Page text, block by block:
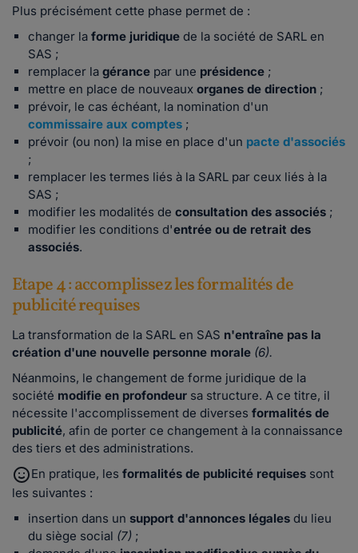
Plus précisément cette phase permet de :
changer la forme juridique de la société de SARL en
SAS ;
remplacer la gérance par une présidence ;
mettre en place de nouveaux organes de direction ;
prévoir, le cas échéant, la nomination d'un
commissaire aux comptes ;
prévoir (ou non) la mise en place d'un pacte d'associés
;
remplacer les termes liés à la SARL par ceux liés à la
SAS ;
modifier les modalités de consultation des associés ;
modifier les conditions d'entrée ou de retrait des
associés.
Etape 4 : accomplissez les formalités de
publicité requises
La transformation de la SARL en SAS n'entraîne pas la
création d'une nouvelle personne morale (6).
Néanmoins, le changement de forme juridique de la
société modifie en profondeur sa structure. A ce titre, il
nécessite l'accomplissement de diverses formalités de
publicité, afin de porter ce changement à la connaissance
des tiers et des administrations.
En pratique, les formalités de publicité requises sont
les suivantes :
insertion dans un support d'annonces légales du lieu
du siège social (7) ;